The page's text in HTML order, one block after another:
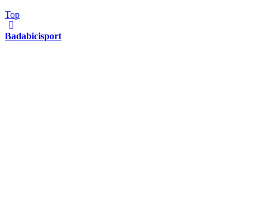
Top
Badabicisport